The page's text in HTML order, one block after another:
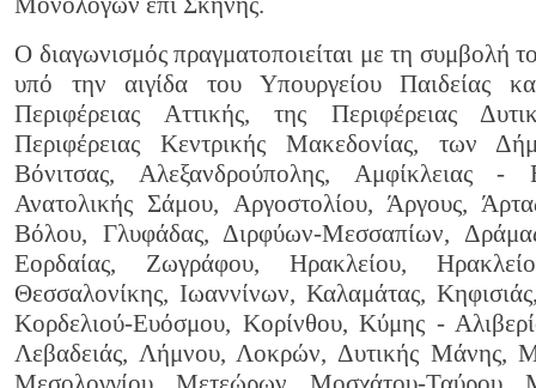
Ο διαγωνισμός πραγματοποιείται με τη συμβολή
υπό την αιγίδα του Υπουργείου Παιδείας
Περιφέρειας Αττικής, της Περιφέρειας
Περιφέρειας Κεντρικής Μακεδονίας, των
Βόνιτσας, Αλεξανδρούπολης, Αμφίκλειας -
Ανατολικής Σάμου, Αργοστολίου, Άργους,
Βόλου, Γλυφάδας, Διρφύων-Μεσσαπίων,
Εορδαίας, Ζωγράφου, Ηρακλείου,
Θεσσαλονίκης, Ιωαννίνων, Καλαμάτας,
Κορδελιού-Ευόσμου, Κορίνθου, Κύμης -
Λεβαδειάς, Λήμνου, Λοκρών, Δυτικής Μάνης,